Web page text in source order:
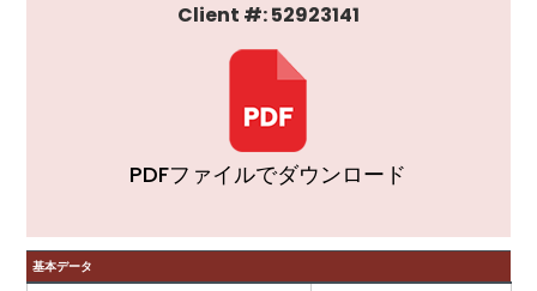
Client #: 52923141
PDFファイルでダウンロード
基本データ